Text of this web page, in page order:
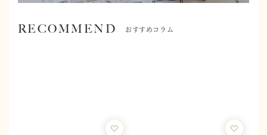
RECOMMEND おすすめコラム